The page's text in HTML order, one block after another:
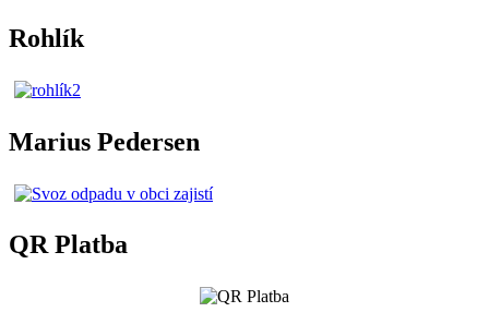
Rohlík
Marius Pedersen
QR Platba